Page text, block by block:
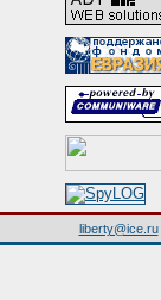
liberty@ice.ru